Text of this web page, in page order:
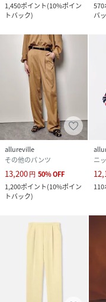
1,450ポイント(10%ポイン
トバック)
570
バ
allureville
その他のパンツ
13,200円 50%OFF
1,200ポイント(10%ポイン
トバック)
ニ
110